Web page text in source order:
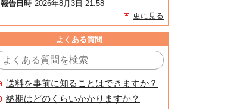
報告日時 2026年8月3日 21:58
更に見る
よくある質問
送料を事前に知ることはできますか？
納期はどのくらいかかりますか？